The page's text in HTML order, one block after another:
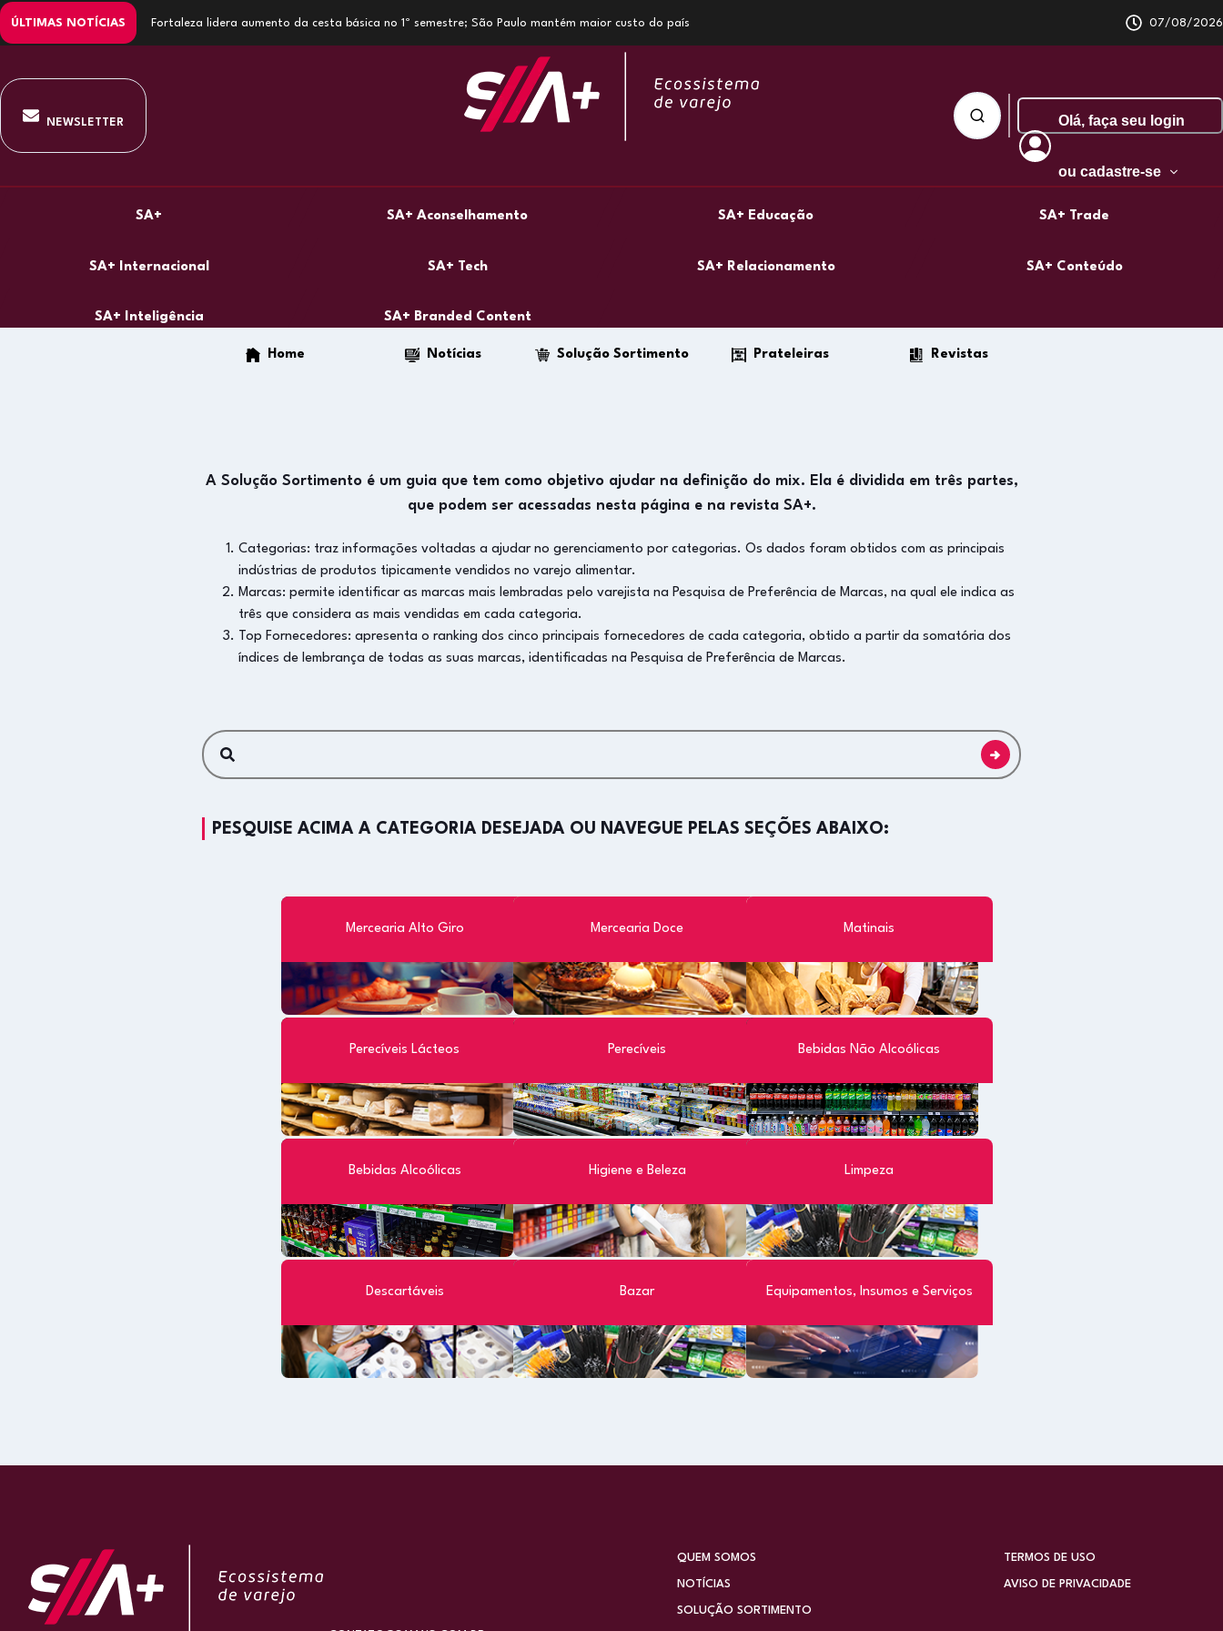
ÚLTIMAS NOTÍCIAS Fortaleza lidera aumento da cesta básica no 1º semestre; São Paulo mantém maior custo do país 07/08/2026
NEWSLETTER Olá, faça seu login
ou cadastre-se
SA+ SA+ Aconselhamento SA+ Educação SA+ Trade
SA+ Internacional SA+ Tech SA+ Relacionamento SA+ Conteúdo
SA+ Inteligência SA+ Branded Content
Home Notícias Solução Sortimento Prateleiras Revistas
A Solução Sortimento é um guia que tem como objetivo ajudar na definição do mix. Ela é dividida em três partes,
que podem ser acessadas nesta página e na revista SA+.
Categorias: traz informações voltadas a ajudar no gerenciamento por categorias. Os dados foram obtidos com as principais
indústrias de produtos tipicamente vendidos no varejo alimentar.
Marcas: permite identificar as marcas mais lembradas pelo varejista na Pesquisa de Preferência de Marcas, na qual ele indica as
três que considera as mais vendidas em cada categoria.
Top Fornecedores: apresenta o ranking dos cinco principais fornecedores de cada categoria, obtido a partir da somatória dos
índices de lembrança de todas as suas marcas, identificadas na Pesquisa de Preferência de Marcas.
PESQUISE ACIMA A CATEGORIA DESEJADA OU NAVEGUE PELAS SEÇÕES ABAIXO:
Mercearia Alto Giro Mercearia Doce Matinais
Perecíveis Lácteos Perecíveis Bebidas Não Alcoólicas
Bebidas Alcoólicas Higiene e Beleza Limpeza
Descartáveis Bazar Equipamentos, Insumos e Serviços
QUEM SOMOS
NOTÍCIAS
SOLUÇÃO SORTIMENTO
TERMOS DE USO
AVISO DE PRIVACIDADE